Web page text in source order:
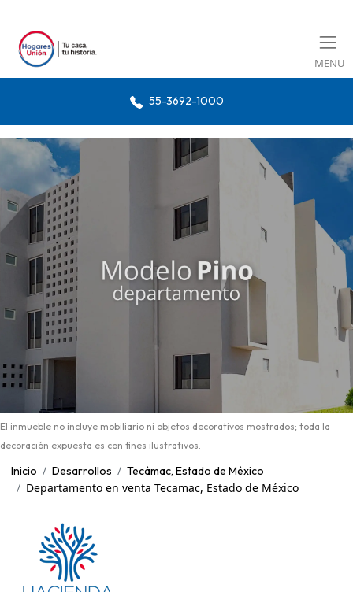
MENU
55-3692-1000
El inmueble no incluye mobiliario ni objetos decorativos mostrados; toda la
decoración expuesta es con fines ilustrativos.
Inicio Desarrollos Tecámac, Estado de México
Departamento en venta Tecamac, Estado de México